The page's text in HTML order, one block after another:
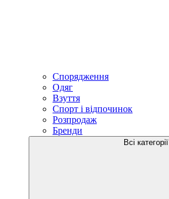
Спорядження
Одяг
Взуття
Спорт і відпочинок
Розпродаж
Бренди
Всі категорії